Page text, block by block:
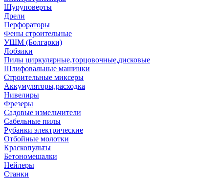
Шуруповерты
Дрели
Перфораторы
Фены строительные
УШМ (Болгарки)
Лобзики
Пилы циркулярные,торцовочные,дисковые
Шлифовальные машинки
Строительные миксеры
Аккумуляторы,расходка
Нивелиры
Фрезеры
Садовые измельчители
Сабельные пилы
Рубанки электрические
Отбойные молотки
Краскопульты
Бетономешалки
Нейлеры
Станки